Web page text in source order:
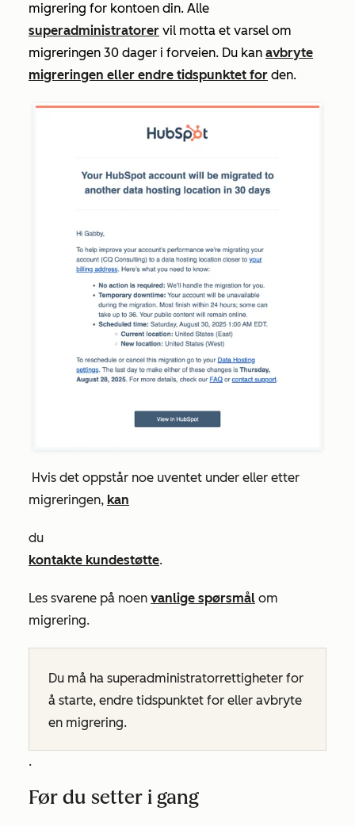
migrering for kontoen din. Alle
superadministratorer vil motta et varsel om
migreringen 30 dager i forveien. Du kan avbryte
migreringen eller endre tidspunktet for den.
Hvis det oppstår noe uventet under eller etter
migreringen, kan
du
kontakte kundestøtte.
Les svarene på noen vanlige spørsmål om
migrering.
Du må ha superadministratorrettigheter for
å starte, endre tidspunktet for eller avbryte
en migrering.
.
Før du setter i gang